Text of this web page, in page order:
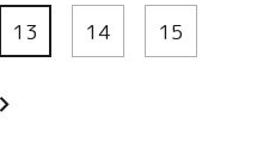
13 14 15